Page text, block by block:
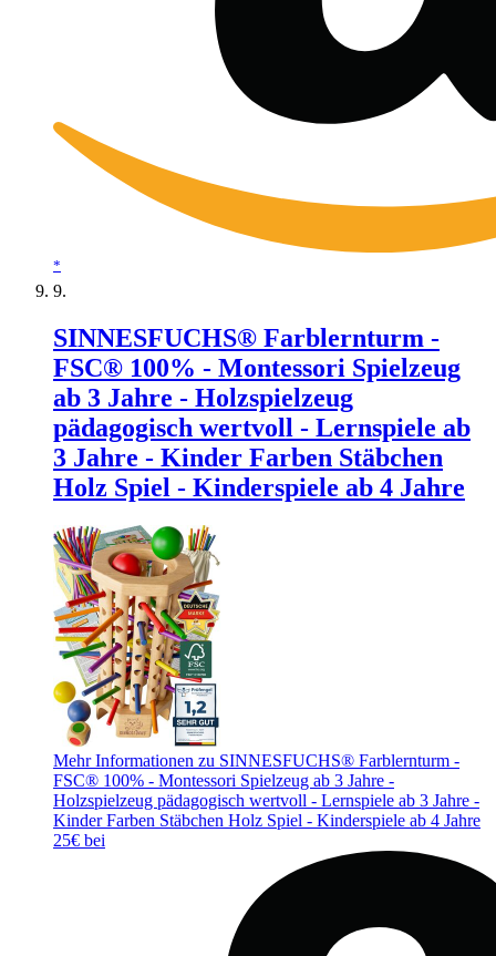
*
SINNESFUCHS® Farblernturm -
FSC® 100% - Montessori Spielzeug
ab 3 Jahre - Holzspielzeug
pädagogisch wertvoll - Lernspiele ab
3 Jahre - Kinder Farben Stäbchen
Holz Spiel - Kinderspiele ab 4 Jahre
Mehr Informationen zu SINNESFUCHS® Farblernturm -
FSC® 100% - Montessori Spielzeug ab 3 Jahre -
Holzspielzeug pädagogisch wertvoll - Lernspiele ab 3 Jahre -
Kinder Farben Stäbchen Holz Spiel - Kinderspiele ab 4 Jahre
25€ bei